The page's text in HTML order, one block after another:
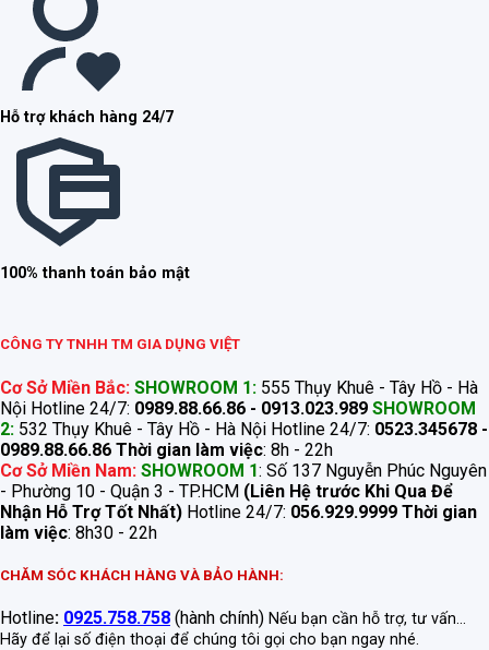
Hỗ trợ khách hàng 24/7
100% thanh toán bảo mật
CÔNG TY TNHH TM GIA DỤNG VIỆT
Cơ Sở Miền Bắc: SHOWROOM 1: 555 Thụy Khuê - Tây Hồ - Hà
Nội Hotline 24/7: 0989.88.66.86 - 0913.023.989 SHOWROOM
2: 532 Thụy Khuê - Tây Hồ - Hà Nội Hotline 24/7: 0523.345678 -
0989.88.66.86 Thời gian làm việc: 8h - 22h
Cơ Sở Miền Nam: SHOWROOM 1: Số 137 Nguyễn Phúc Nguyên
- Phường 10 - Quận 3 - TP.HCM (Liên Hệ trước Khi Qua Để
Nhận Hỗ Trợ Tốt Nhất) Hotline 24/7: 056.929.9999 Thời gian
làm việc: 8h30 - 22h
CHĂM SÓC KHÁCH HÀNG VÀ BẢO HÀNH:
Hotline: 0925.758.758 (hành chính) Nếu bạn cần hỗ trợ, tư vấn...
Hãy để lại số điện thoại để chúng tôi gọi cho bạn ngay nhé.